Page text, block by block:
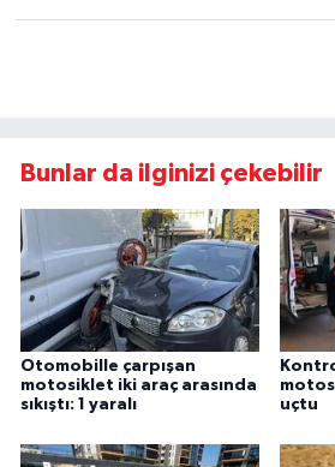
Bunlar da ilginizi çekebilir
Otomobille çarpışan
motosiklet iki araç arasında
sıkıştı: 1 yaralı
uçtu